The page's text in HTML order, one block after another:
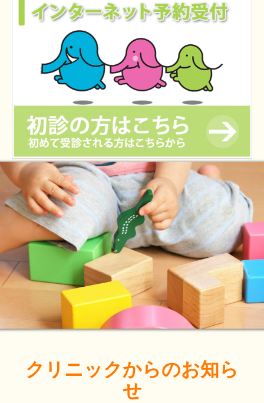
フルミスト
クリニックからのお知ら
せ